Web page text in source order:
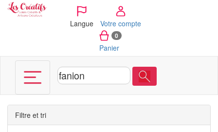
Langue Votre compte
0
Panier
Filtre et tri
Panneau de gestion des cookies